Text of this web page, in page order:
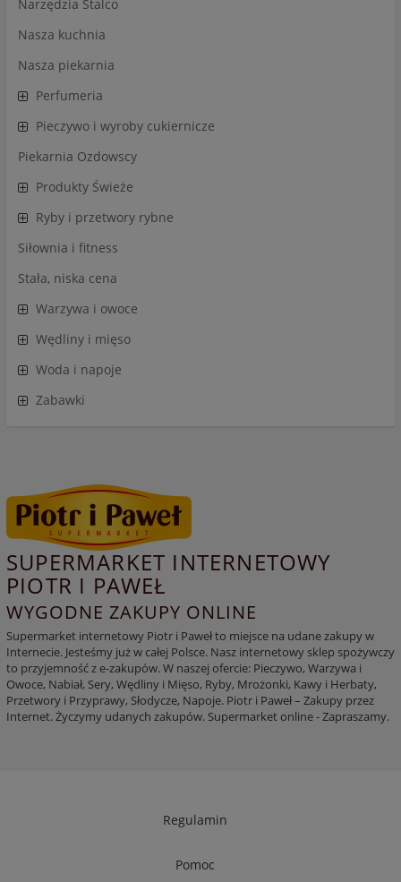
Narzędzia Stalco
Nasza kuchnia
Nasza piekarnia
Perfumeria
Pieczywo i wyroby cukiernicze
Piekarnia Ozdowscy
Produkty Świeże
Ryby i przetwory rybne
Siłownia i fitness
Stała, niska cena
Warzywa i owoce
Wędliny i mięso
Woda i napoje
Zabawki
SUPERMARKET INTERNETOWY
PIOTR I PAWEŁ
WYGODNE ZAKUPY ONLINE
Supermarket internetowy Piotr i Paweł to miejsce na udane zakupy w
Internecie. Jesteśmy już w całej Polsce. Nasz internetowy sklep spożywczy
to przyjemność z e-zakupów. W naszej ofercie: Pieczywo, Warzywa i
Owoce, Nabiał, Sery, Wędliny i Mięso, Ryby, Mrożonki, Kawy i Herbaty,
Przetwory i Przyprawy, Słodycze, Napoje. Piotr i Paweł – Zakupy przez
Internet. Życzymy udanych zakupów. Supermarket online - Zapraszamy.
Regulamin
Pomoc